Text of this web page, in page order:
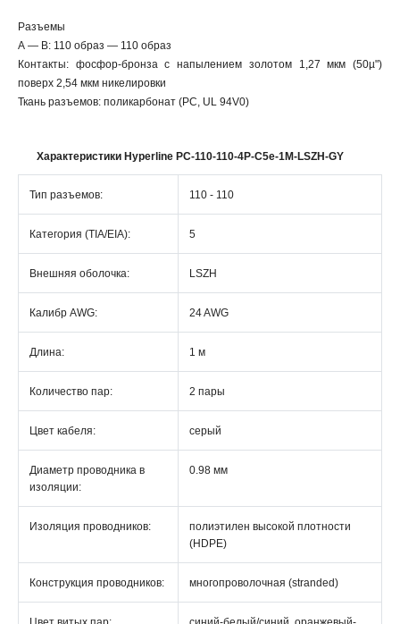
Разъемы
А — В: 110 образ — 110 образ
Контакты: фосфор-бронза с напылением золотом 1,27 мкм (50µ")
поверх 2,54 мкм никелировки
Ткань разъемов: поликарбонат (PC, UL 94V0)
Характеристики Hyperline PC-110-110-4P-C5e-1M-LSZH-GY
Тип разъемов: 110 - 110
Категория (TIA/EIA): 5
Внешняя оболочка: LSZH
Калибр AWG: 24 AWG
Длина: 1 м
Количество пар: 2 пары
Цвет кабеля: серый
Диаметр проводника в
изоляции:
0.98 мм
Изоляция проводников:
полиэтилен высокой плотности
(HDPE)
Конструкция проводников: многопроволочная (stranded)